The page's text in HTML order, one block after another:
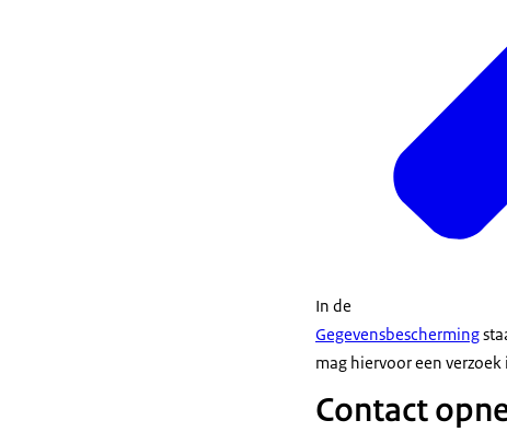
In de
Gegevensbescherming
mag hiervoor een
Contact